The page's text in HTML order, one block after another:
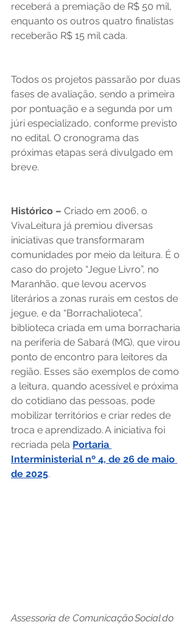
receberá a premiação de R$ 50 mil,
enquanto os outros quatro finalistas
receberão R$ 15 mil cada.
Todos os projetos passarão por duas
fases de avaliação, sendo a primeira
por pontuação e a segunda por um
júri especializado, conforme previsto
no edital. O cronograma das
próximas etapas será divulgado em
breve.
Histórico – Criado em 2006, o
VivaLeitura já premiou diversas
iniciativas que transformaram
comunidades por meio da leitura. É o
caso do projeto “Jegue Livro”, no
Maranhão, que levou acervos
literários a zonas rurais em cestos de
jegue, e da “Borrachalioteca”,
biblioteca criada em uma borracharia
na periferia de Sabará (MG), que virou
ponto de encontro para leitores da
região. Esses são exemplos de como
a leitura, quando acessível e próxima
do cotidiano das pessoas, pode
mobilizar territórios e criar redes de
troca e aprendizado. A iniciativa foi
recriada pela Portaria
Interministerial nº 4, de 26 de maio
de 2025.
Assessoria de Comunicação Social do